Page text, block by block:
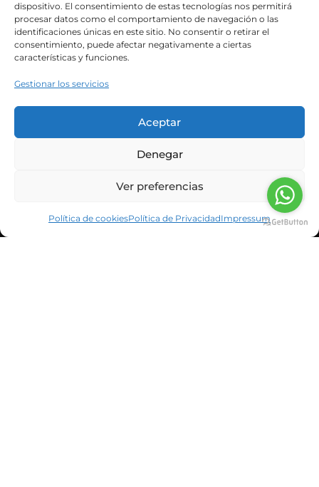
dispositivo. El consentimiento de estas tecnologías nos permitirá
procesar datos como el comportamiento de navegación o las
identificaciones únicas en este sitio. No consentir o retirar el
consentimiento, puede afectar negativamente a ciertas
características y funciones.
Gestionar los servicios
Aceptar
Denegar
Ver preferencias
Política de cookiesPolítica de PrivacidadImpressum
metabólico...
Leer Más